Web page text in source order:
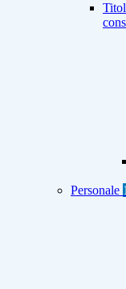
Personale